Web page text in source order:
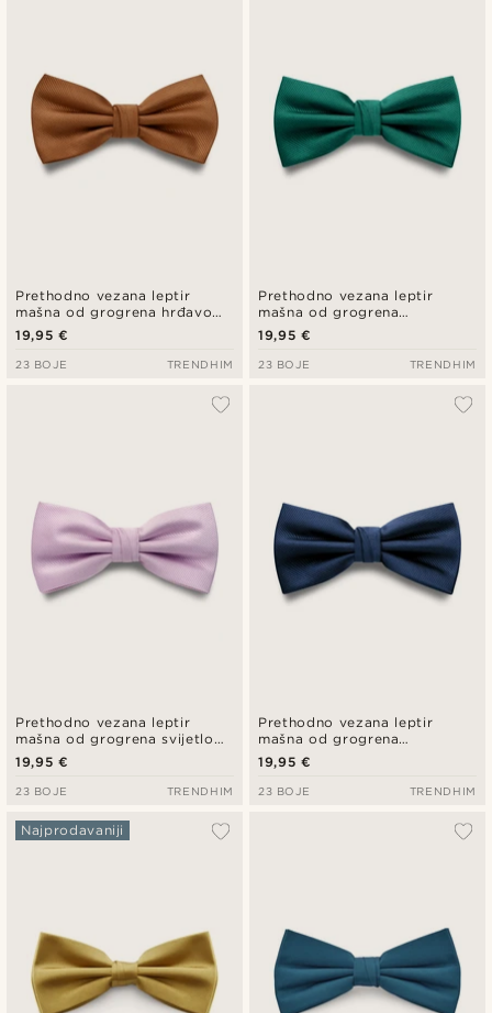
Prethodno vezana leptir
mašna od grogrena hrđavo
narančaste boje
19,95 €
23 BOJE TRENDHIM
Prethodno vezana leptir
mašna od grogrena
smaragdno zelene boje
19,95 €
23 BOJE TRENDHIM
Prethodno vezana leptir
mašna od grogrena svijetlo
ljubičaste boje
19,95 €
23 BOJE TRENDHIM
Prethodno vezana leptir
mašna od grogrena
mornarsko plave boje
19,95 €
23 BOJE TRENDHIM
Najprodavaniji